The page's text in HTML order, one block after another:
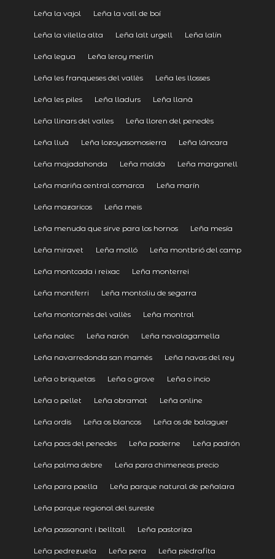
Leña la vajol Leña la vall de boí
Leña la vilella alta Leña lalt urgell Leña lalín
Leña legua Leña leroy merlin
Leña les franqueses del vallès Leña les llosses
Leña les piles Leña lladurs Leña llanà
Leña llinars del valles Leña lloren del penedès
Leña lluà Leña lozoyasomosierra Leña láncara
Leña majadahonda Leña maldà Leña marganell
Leña mariña central comarca Leña marín
Leña mazaricos Leña meis
Leña menuda que sirve para los hornos Leña mesía
Leña miravet Leña molló Leña montbrió del camp
Leña montcada i reixac Leña monterrei
Leña montferri Leña montoliu de segarra
Leña montornès del vallès Leña montral
Leña nalec Leña narón Leña navalagamella
Leña navarredonda san mamés Leña navas del rey
Leña o briquetas Leña o grove Leña o incio
Leña o pellet Leña obramat Leña online
Leña ordis Leña os blancos Leña os de balaguer
Leña pacs del penedès Leña paderne Leña padrón
Leña palma debre Leña para chimeneas precio
Leña para paella Leña parque natural de peñalara
Leña parque regional del sureste
Leña passanant i belltall Leña pastoriza
Leña pedrezuela Leña pera Leña piedrafita